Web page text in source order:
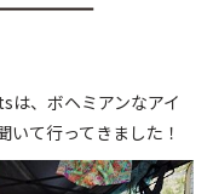
、ボヘミアンなアイ
て行ってきました！